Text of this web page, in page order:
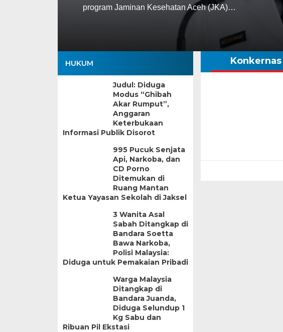
program Jaminan Kesehatan Aceh (JKA)…
HUKUM
Judul: Diduga
Modus “Ghibah
Akar Rumput”,
Anggaran
Keterbukaan
Informasi Publik Disorot
995 Pucuk Senjata
Api, Narkoba, dan
CD Porno
Ditemukan di
Ruang Mantan
Ketua Yayasan Sekolah di Jaksel
3 Wanita Asal
Sabah Ditangkap di
Bandara Soetta
Bawa Narkoba,
Polisi Malaysia:
Diduga untuk Pemakaian Pribadi
Warga Malaysia
Ditangkap di
Bandara Juanda,
Diduga Selundup 1
Kg Sabu dan
Ribuan Pil Ekstasi
Konkernas